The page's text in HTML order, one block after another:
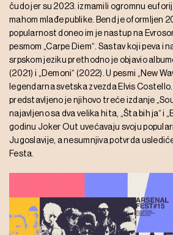
čudo jer su 2023. izmamili ogromnu
mahom mlađe publike. Bend je oformljen
popularnost doneo im je nastup na
pesmom „Carpe Diem“. Sastav koji peva i
srpskom jeziku prethodno je objavio
(2021) i „Demoni“ (2022). U pesmi „New
legendarna svetska zvezda Elvis
predstavljeno je njihovo treće izdanje
najavljeno sa dva velika hita, „Šta bih ja“ i
godinu Joker Out uvećavaju svoju
Jugoslavije, a nesumnjiva potvrda
Festa.